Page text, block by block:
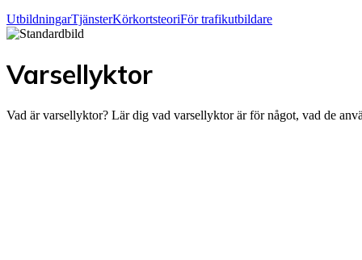
UtbildningarTjänsterKörkortsteoriFör trafikutbildare
Varsellyktor
Vad är varsellyktor? Lär dig vad varsellyktor är för något, vad de